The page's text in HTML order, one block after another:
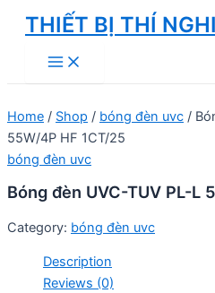
Skip
content
THIẾT BỊ THÍ
Main
Menu
Home / Shop / bóng đèn uvc /
55W/4P HF 1CT/25
bóng đèn uvc
Bóng đèn UVC-TUV PL-L
Category: bóng đèn uvc
Description
Reviews (0)